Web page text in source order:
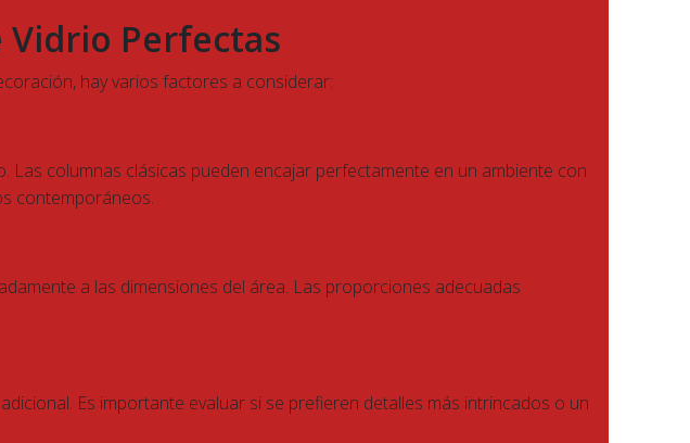
Vidrio Perfectas
hay varios factores a considerar:
Las columnas clásicas pueden encajar perfectamente en un ambiente con
contemporáneos.
a las dimensiones del área. Las proporciones adecuadas
Es importante evaluar si se prefieren detalles más intrincados o un